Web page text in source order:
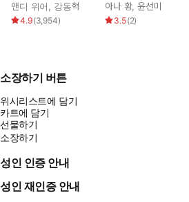
앤디 위어 강동혁
4.9(3,954)
아나 황,윤선미
3.5(2)
소장하기 버튼
위시리스트에 담기
카트에 담기
선물하기
소장하기
성인 인증 안내
성인 재인증 안내